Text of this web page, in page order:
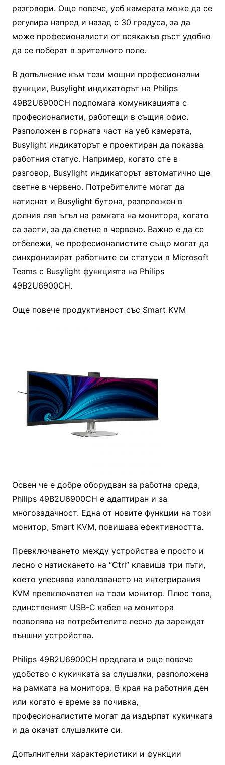
разговори. Още повече, уеб камерата може да се
регулира напред и назад с 30 градуса, за да
може професионалисти от всякакъв ръст удобно
да се поберат в зрителното поле.
В допълнение към тези мощни професионални
функции, Busylight индикаторът на Philips
49B2U6900CH подпомага комуникацията с
професионалисти, работещи в същия офис.
Разположен в горната част на уеб камерата,
Busylight индикаторът е проектиран да показва
работния статус. Например, когато сте в
разговор, Busylight индикаторът автоматично ще
светне в червено. Потребителите могат да
натиснат и Busylight бутона, разположен в
долния ляв ъгъл на рамката на монитора, когато
са заети, за да светне в червено. Важно е да се
отбележи, че професионалистите също могат да
синхронизират работните си статуси в Microsoft
Teams с Busylight функцията на Philips
49B2U6900CH.
Още повече продуктивност със Smart KVM
Освен че е добре оборудван за работна среда,
Philips 49B2U6900CH е адаптиран и за
многозадачност. Една от новите функции на този
монитор, Smart KVM, повишава ефективността.
Превключването между устройства е просто и
лесно с натискането на “Ctrl” клавиша три пъти,
което улеснява използването на интегрирания
KVM превключвател на този монитор. Плюс това,
единственият USB-C кабел на монитора
позволява на потребителите лесно да зареждат
външни устройства.
Philips 49B2U6900CH предлага и още повече
удобство с кукичката за слушалки, разположена
на рамката на монитора. В края на работния ден
или когато е време за почивка,
професионалистите могат да издърпат кукичката
и да окачат слушалките си.
Допълнителни характеристики и функции